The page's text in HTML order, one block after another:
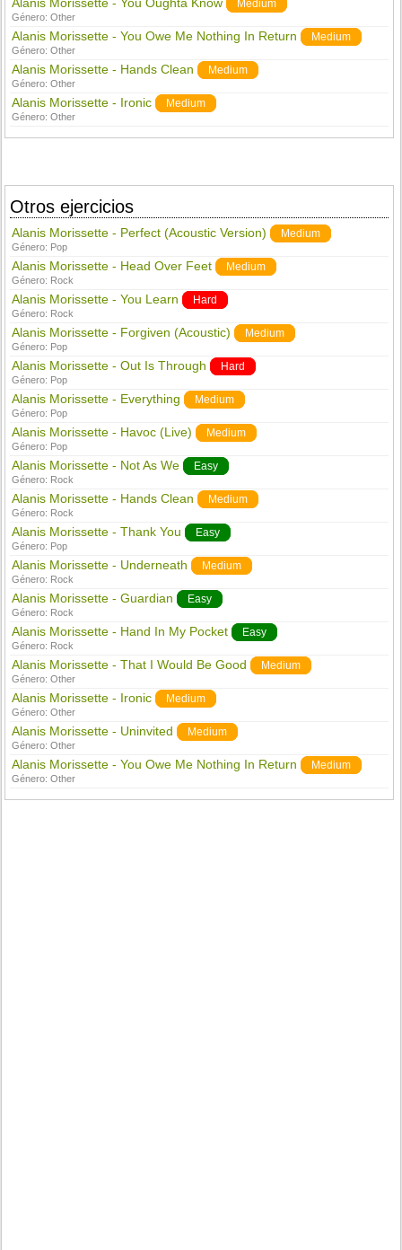
Medium
Género:Other
Alanis Morissette - You Owe Me Nothing In Return Medium
Género:Other
Alanis Morissette - Hands Clean Medium
Género:Other
Alanis Morissette - Ironic Medium
Género:Other
Otros ejercicios
Alanis Morissette - Perfect (Acoustic Version) Medium
Género: Pop
Alanis Morissette - Head Over Feet Medium
Género: Rock
Alanis Morissette - You Learn Hard
Género: Rock
Alanis Morissette - Forgiven (Acoustic) Medium
Género: Pop
Alanis Morissette - Out Is Through Hard
Género: Pop
Alanis Morissette - Everything Medium
Género: Pop
Alanis Morissette - Havoc (Live) Medium
Género: Pop
Alanis Morissette - Not As We Easy
Género: Rock
Alanis Morissette - Hands Clean Medium
Género: Rock
Alanis Morissette - Thank You Easy
Género: Pop
Alanis Morissette - Underneath Medium
Género: Rock
Alanis Morissette - Guardian Easy
Género: Rock
Alanis Morissette - Hand In My Pocket Easy
Género: Rock
Alanis Morissette - That I Would Be Good Medium
Género:Other
Alanis Morissette - Ironic Medium
Género:Other
Alanis Morissette - Uninvited Medium
Género:Other
Alanis Morissette - You Owe Me Nothing In Return Medium
Género:Other